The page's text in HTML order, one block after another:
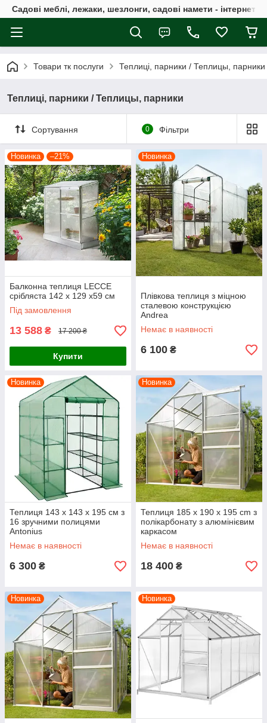
Садові меблі, лежаки, шезлонги, садові намети - інтернет-
Товари тк послуги Теплиці, парники / Теплицы, парники
Теплиці, парники / Теплицы, парники
Сортування 0 Фільтри
Новинка –21%
Балконна теплиця LECCE
срібляста 142 x 129 x59 см
Під замовлення
13 588 ₴ 17 200 ₴
Купити
Новинка
Плівкова теплиця з міцною
сталевою конструкцією
Andrea
Немає в наявності
6 100 ₴
Новинка
Теплиця 143 x 143 x 195 см з
16 зручними полицями
Antonius
Немає в наявності
6 300 ₴
Новинка
Теплиця 185 x 190 x 195 cm з
полікарбонату з алюмінієвим
каркасом
Немає в наявності
18 400 ₴
Новинка Новинка